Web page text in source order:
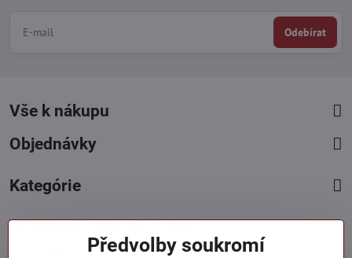
Odebírat
Vše k nákupu
Objednávky
Kategórie
Předvolby soukromí